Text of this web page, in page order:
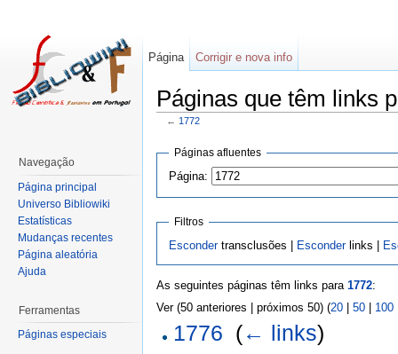
Páginas que têm links
← 1772
Páginas afluentes
Página:
Filtros
Escondertransclusões | Esconderlinks |
As seguintes páginas têm links para 1772:
Ver (50 anteriores | próximos 50) (20 50 100
1776 (← links)
Página Corrigir e nova info
Navegação
Página principal
Universo Bibliowiki
Estatísticas
Mudanças recentes
Página aleatória
Ajuda
Ferramentas
Páginas especiais